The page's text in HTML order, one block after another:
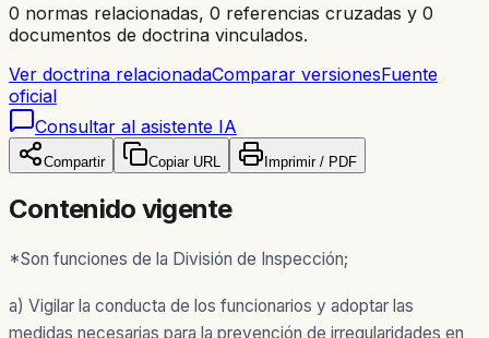
0 normas relacionadas, 0 referencias cruzadas y 0
documentos de doctrina vinculados.
Ver doctrina relacionadaComparar versionesFuente
oficial
Consultar al asistente IA
Compartir Copiar URL Imprimir / PDF
Contenido vigente
*Son funciones de la División de Inspección;
a) Vigilar la conducta de los funcionarios y adoptar las
medidas necesarias para la prevención de irregularidades en